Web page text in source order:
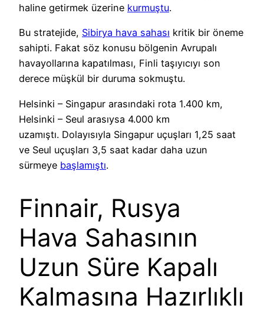
haline getirmek üzerine kurmuştu.
Bu stratejide, Sibirya hava sahası kritik bir öneme
sahipti. Fakat söz konusu bölgenin Avrupalı
havayollarına kapatılması, Finli taşıyıcıyı son
derece müşkül bir duruma sokmuştu.
Helsinki – Singapur arasındaki rota 1.400 km,
Helsinki – Seul arasıysa 4.000 km
uzamıştı. Dolayısıyla Singapur uçuşları 1,25 saat
ve Seul uçuşları 3,5 saat kadar daha uzun
sürmeye başlamıştı.
Finnair, Rusya
Hava Sahasının
Uzun Süre Kapalı
Kalmasına Hazırlıklı